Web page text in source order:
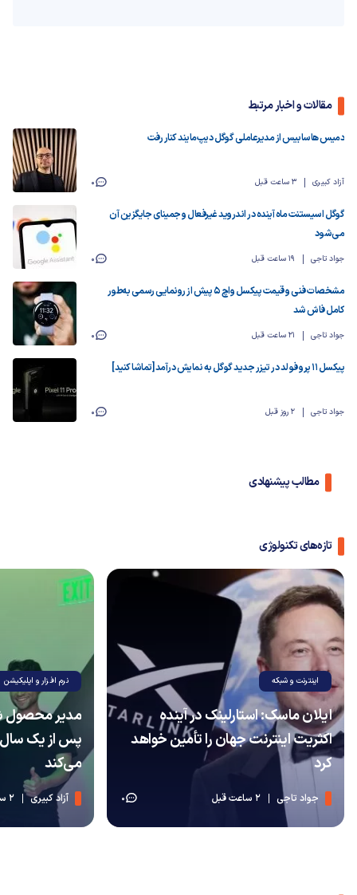
مقالات و اخبار مرتبط
دمیس هاسابیس از مدیرعاملی گوگل دیپ‌مایند کنار رفت
آزاد کبیری 3 ساعت قبل 0
گوگل اسیستنت ماه آینده در اندروید غیرفعال و جمینای جایگزین آن
می‌شود
جواد تاجی 19 ساعت قبل 0
مشخصات فنی و قیمت پیکسل واچ ۵ پیش از رونمایی رسمی به‌طور
کامل فاش شد
جواد تاجی 21 ساعت قبل 0
پیکسل ۱۱ پرو فولد در تیزر جدید گوگل به نمایش درآمد [تماشا کنید]
جواد تاجی 2 روز قبل 0
مطالب پیشنهادی
تازه‌های تکنولوژی
اینترنت و شبکه
ایلان ماسک: استارلینک در آینده
اکثریت اینترنت جهان را تأمین خواهد
کرد
جواد تاجی 2 ساعت قبل 0
نرم افزار و اپلیکیشن
مدیر محصول
پس از یک سال
می‌کند
آزاد کبیری 2 ساعت قبل